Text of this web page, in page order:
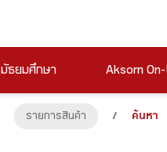
มัธยมศึกษา Aksorn
รายการสินค้า / ค้นหา